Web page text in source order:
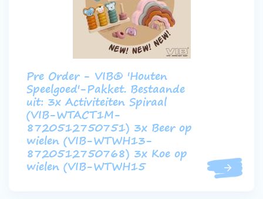
Pre Order - VIB® 'Houten
Speelgoed'-Pakket. Bestaande
uit: 3x Activiteiten Spiraal
(VIB-WTACT1M-
8720512750751) 3x Beer op
wielen (VIB-WTWH13-
8720512750768) 3x Koe op
wielen (VIB-WTWH15